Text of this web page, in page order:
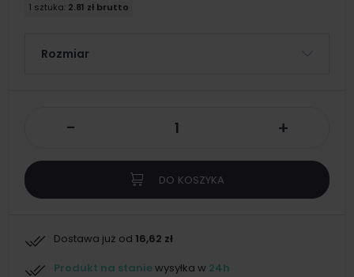
1 sztuka: 2.81 zł brutto
Rozmiar
- +
DO KOSZYKA
Dostawa już od 16,62 zł
Produkt na staniewysyłka w 24h